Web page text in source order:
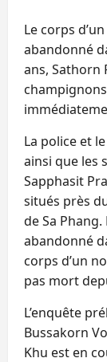
Le corps
abandonné
ans, Sathorn
La police et
ainsi que les
Sapphasit
situés près
de Sa
abandonné
corps d’un
pas mort
L’enquête
Bussakorn
Khu est en